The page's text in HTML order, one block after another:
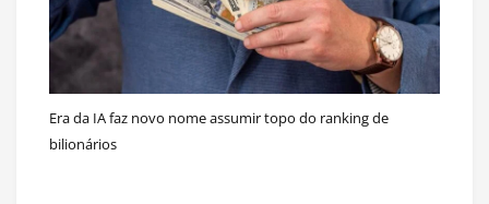
Era da IA faz novo nome assumir topo do ranking de
bilionários